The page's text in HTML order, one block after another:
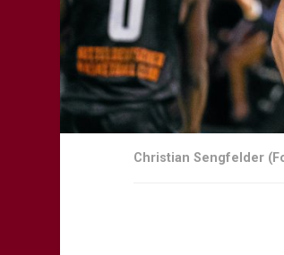
Christian Sengfelder